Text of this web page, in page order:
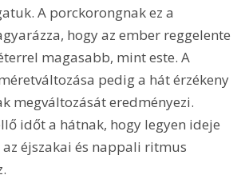
A porckorongnak ez a
hogy az ember reggelente
magasabb, mint este. A
pedig a hát érzékeny
megváltozását eredményezi.
időt a hátnak, hogy legyen ideje
éjszakai és nappali ritmus